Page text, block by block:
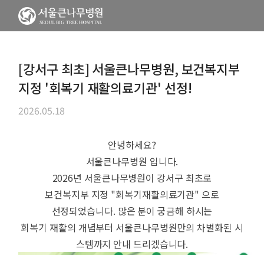
[강서구 최초] 서울큰나무병원, 보건복지부
지정 '회복기 재활의료기관' 선정!
2026.05.18
안녕하세요?
서울큰나무병원 입니다.
2026년 서울큰나무병원이 강서구 최초로
보건복지부 지정 "회복기재활의료기관" 으로
선정되었습니다. 많은 분이 궁금해 하시는
회복기 재활의 개념부터 서울큰나무병원만의 차별화된 시
스템까지 안내 드리겠습니다.